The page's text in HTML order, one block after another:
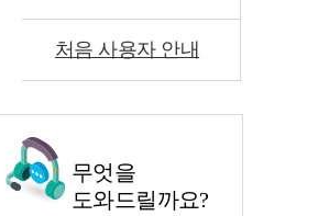
처음 사용자 안내
무엇을
도와드릴까요?